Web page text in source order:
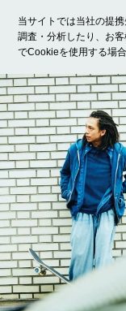
当サイトでは当社の提
調査・分析したり、お
でCookieを使用する場合
ホーム モデル募集